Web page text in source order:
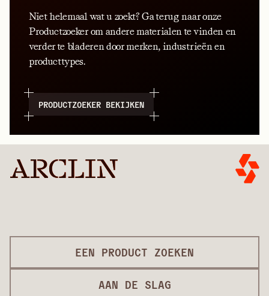
Niet helemaal wat u zoekt? Ga terug naar onze
Productzoeker om andere materialen te vinden en
verder te bladeren door merken, industrieën en
producttypes.
PRODUCTZOEKER BEKIJKEN
EEN PRODUCT ZOEKEN
AAN DE SLAG